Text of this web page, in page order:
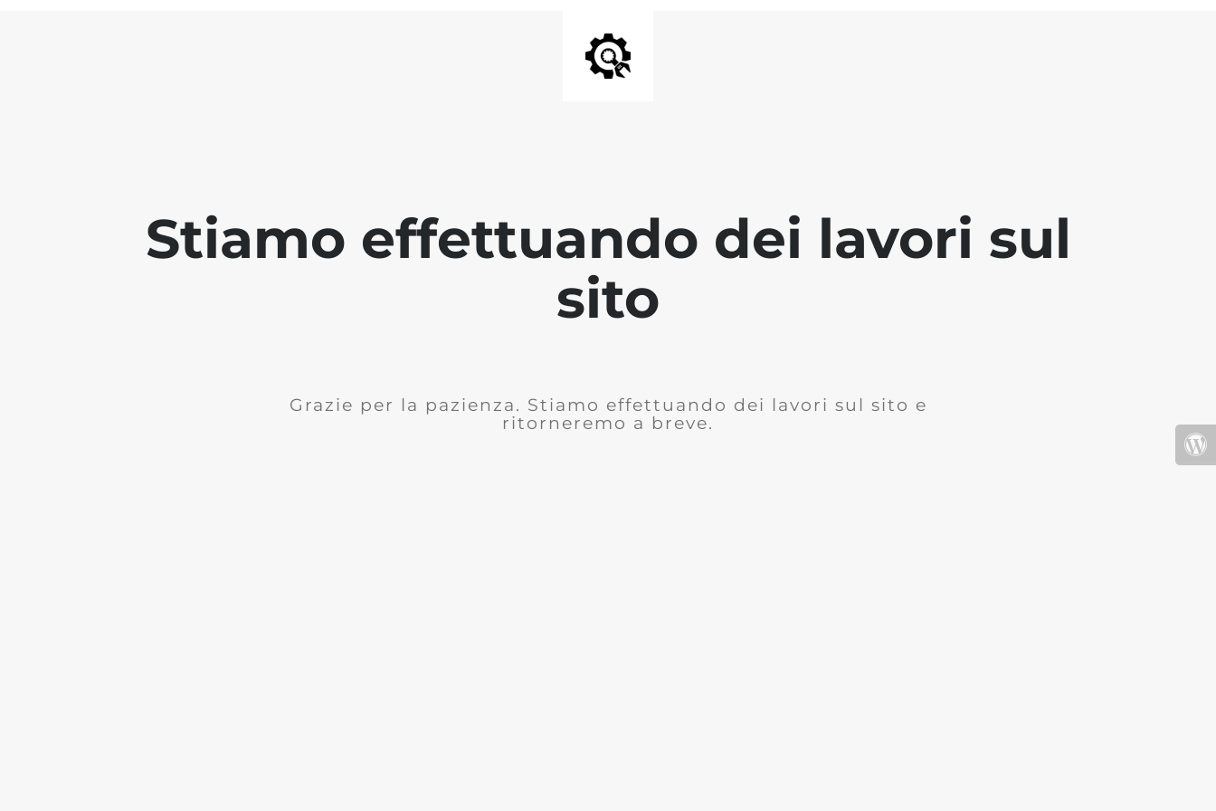
Stiamo effettuando dei lavori sul
sito
Grazie per la pazienza. Stiamo effettuando dei lavori sul sito e
ritorneremo a breve.